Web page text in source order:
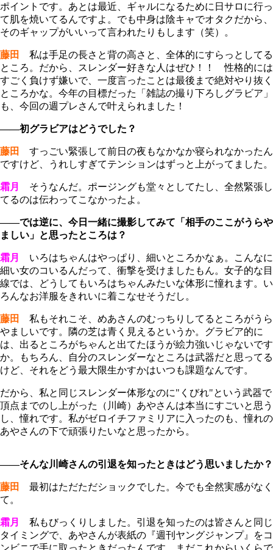
ポイントです。あとは最近、ギャルになるために日サロに行っ
て肌を焼いてるんですよ。でも中身は陰キャでオタクだから、
そのギャップがいいって言われたりもします（笑）。
藤田
私は手足の長さと背の高さと、全体的にすらっとしてる
ところ。だから、スレンダー好きな人はぜひ！！ 性格的には
すごく負けず嫌いで、一度言ったことは最後まで絶対やり抜く
ところかな。今年の目標だった「雑誌の撮り下ろしグラビア」
も、今回の週プレさんで叶えられました！
――初グラビアはどうでした？
藤田
すっごい緊張して前日の夜もなかなか寝られなかったん
ですけど、うれしすぎてテンションはずっと上がってました。
霜月
そうなんだ。ポージングも堂々としてたし、全然緊張し
てるのは伝わってこなかったよ。
――では逆に、今日一緒に撮影してみて「相手のここがうらや
ましい」と思ったところは？
霜月
いろはちゃんはやっぱり、細いところかなぁ。こんなに
細い女のコいるんだって、衝撃を受けましたもん。女子的な目
線では、どうしてもいろはちゃんみたいな体形に憧れます。い
ろんなお洋服をきれいに着こなせそうだし。
藤田
私もそれこそ、めあさんのむっちりしてるところがうら
やましいです。隣の芝は青く見えるというか。グラビア的に
は、出るところがちゃんと出てたほうが絵力強いじゃないです
か。もちろん、自分のスレンダーなところは武器だと思ってる
けど、それをどう最大限生かすかはいつも課題なんです。
だから、私と同じスレンダー体形なのに"くびれ"という武器で
頂点までのし上がった（川崎）あやさんは本当にすごいと思う
し、憧れです。私がゼロイチファミリアに入ったのも、憧れの
あやさんの下で頑張りたいなと思ったから。
――そんな川崎さんの引退を知ったときはどう思いましたか？
藤田
最初はただただショックでした。今でも全然実感がなく
て。
霜月
私もびっくりしました。引退を知ったのは皆さんと同じ
タイミングで、あやさんが表紙の『週刊ヤングジャンプ』をコ
ンビニで手に取ったときだったんです。まだこれからいくらで